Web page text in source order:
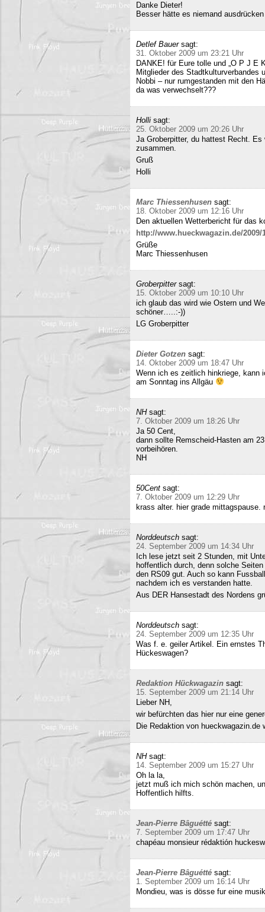
Danke Dieter!
Besser hätte es niemand
Detlef Bauer sagt:
31. Oktober 2009 um 23:21 Uhr
DANKE! für Eure tolle und „O P J E
Mitglieder des Stadtkulturverbandes
Nobbi – nur rumgestanden mit den
da was verwechselt???
Holli sagt:
25. Oktober 2009 um 20:26 Uhr
Ja Groberpitter, du hattest Recht.
zusammen.
Gruß
Holli
Marc Thiessenhusen sagt:
18. Oktober 2009 um 12:16 Uhr
Den aktuellen Wetterbericht für das
http://www.hueckwagazin.de/2009/
Grüße
Marc Thiessenhusen
Groberpitter sagt:
15. Oktober 2009 um 10:10 Uhr
ich glaub das wird wie Ostern und
schöner…..:-))
LG Groberpitter
Dieter Gotzen sagt:
14. Oktober 2009 um 18:47 Uhr
Wenn ich es zeitlich hinkriege, kann
am Sonntag ins Allgäu
NH sagt:
7. Oktober 2009 um 18:26 Uhr
Ja 50 Cent,
dann sollte Remscheid-Hasten am
vorbeihören.
NH
50Cent sagt:
7. Oktober 2009 um 12:29 Uhr
krass alter. hier grade
Norddeutsch sagt:
24. September 2009 um 14:34 Uhr
Ich lese jetzt seit 2 Stunden, mit
hoffentlich durch, denn solche
den RS09 gut. Auch so kann
nachdem ich es verstanden hatte.
Aus DER Hansestadt des Nordens
Norddeutsch sagt:
24. September 2009 um 12:35 Uhr
Was f. e. geiler Artikel. Ein ernstes
Hückeswagen?
Redaktion Hückwagazin sagt:
15. September 2009 um 21:14 Uhr
Lieber NH,
wir befürchten das hier nur eine
Die Redaktion von
NH sagt:
14. September 2009 um 15:27 Uhr
Oh la la,
jetzt muß ich mich schön machen,
Hoffentlich hilfts.
Jean-Pierre Bâguétté sagt:
7. September 2009 um 17:47 Uhr
chapéau monsieur rédaktión
Jean-Pierre Bâguétté sagt:
1. September 2009 um 16:14 Uhr
Mondieu, was is dösse fur eine